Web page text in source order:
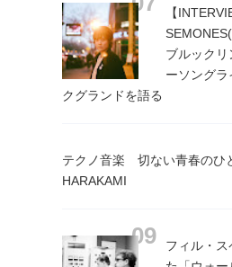
【
ブルック
ーソング
クグランドを語る
テクノ音楽 切ない青春の
HARAKAMI
フィル・